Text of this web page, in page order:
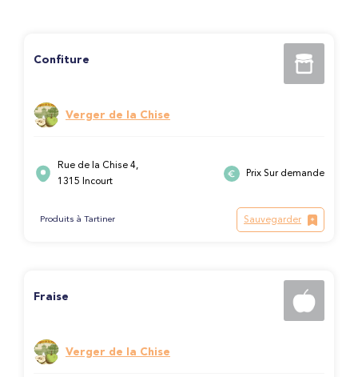
Confiture
Verger de la Chise
Rue de la Chise 4,
1315 Incourt
Prix Sur demande
Produits à Tartiner Sauvegarder
Fraise
Verger de la Chise